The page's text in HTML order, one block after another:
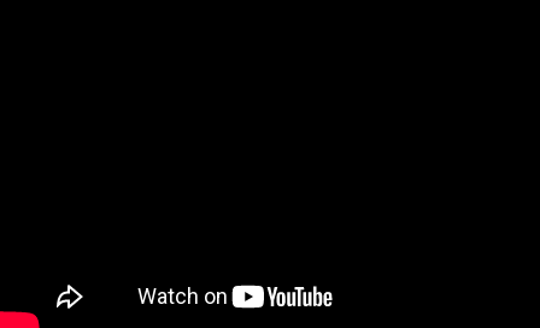
Copyright © 2026 OZ Domáce vzdelávanie na Slovensku